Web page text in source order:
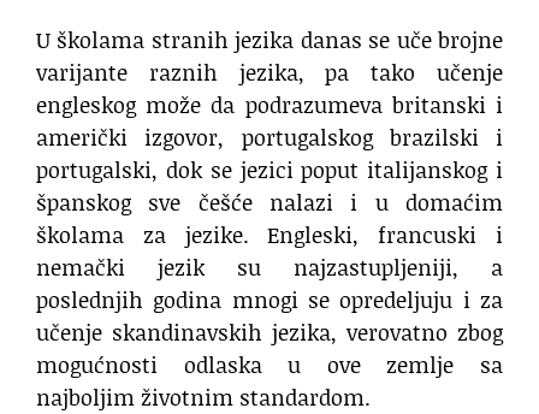
U školama stranih jezika danas se uče brojne
varijante raznih jezika, pa tako učenje
engleskog može da podrazumeva britanski i
američki izgovor, portugalskog brazilski i
portugalski, dok se jezici poput italijanskog i
španskog sve češće nalazi i u domaćim
školama za jezike. Engleski, francuski i
nemački jezik su najzastupljeniji, a
poslednjih godina mnogi se opredeljuju i za
učenje skandinavskih jezika, verovatno zbog
mogućnosti odlaska u ove zemlje sa
najboljim životnim standardom.